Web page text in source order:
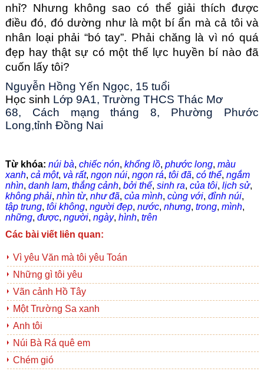
nhỉ? Nhưng không sao có thể giải thích được
điều đó, đó dường như là một bí ẩn mà cả tôi và
nhân loại phải “bó tay”. Phải chăng là vì nó quá
đẹp hay thật sự có một thế lực huyền bí nào đã
cuốn lấy tôi?
Nguyễn Hồng Yến Ngọc, 15 tuổi
Học sinh Lớp 9A1, Trường THCS Thác Mơ
68, Cách mạng tháng 8, Phường Phước
Long,tỉnh Đồng Nai
Từ khóa: núi bà, chiếc nón, khổng lồ, phước long, màu
xanh, cả một, và rất, ngọn núi, ngọn rá, tôi đã, có thể, ngắm
nhìn, danh lam, thắng cảnh, bởi thế, sinh ra, của tôi, lịch sử,
không phải, nhìn từ, như đã, của mình, cùng với, đỉnh núi,
tập trung, tôi không, người đẹp, nước, nhưng, trong, mình,
những, được, người, ngày, hình, trên
Các bài viết liên quan:
Vì yêu Văn mà tôi yêu Toán
Những gì tôi yêu
Vãn cảnh Hồ Tây
Một Trường Sa xanh
Anh tôi
Núi Bà Rá quê em
Chém gió